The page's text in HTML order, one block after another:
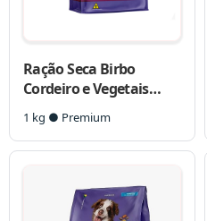
Ração Seca Birbo
Cordeiro e Vegetais
para Cães Adultos
1 kg ● Premium